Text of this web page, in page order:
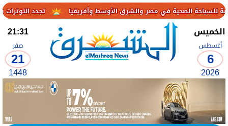
تجدد التوترات يخفض صادرات النفط
الخميس
أغسطس
6
2026
21:31
صفر
21
1448